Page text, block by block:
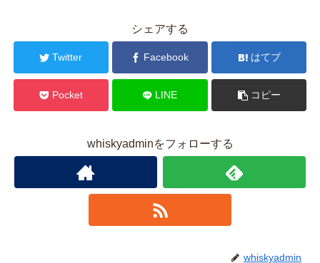
シェアする
Twitter Facebook はてブ
Pocket LINE コピー
whiskyadminをフォローする
whiskyadmin